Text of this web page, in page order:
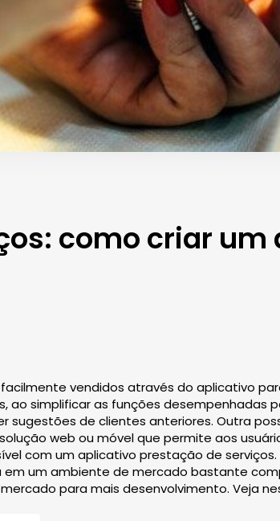
como criar
vendidos através do aplicativo
simplificar as funções desempenhadas
sugestões de clientes anteriores. Outra
web ou móvel que permite aos
com um aplicativo prestação de
em um ambiente de mercado bastante
para mais desenvolvimento. Veja